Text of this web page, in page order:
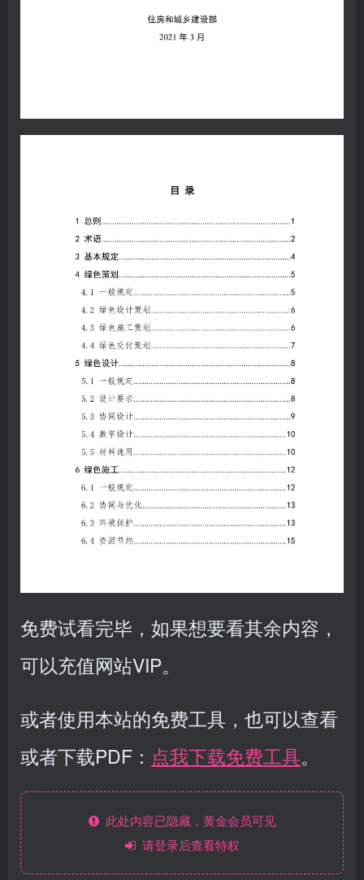
免费试看完毕，如果想要看其余内容，
可以充值网站VIP。
或者使用本站的免费工具，也可以查看
或者下载PDF： 点我下载免费工具。
此处内容已隐藏，黄金会员可见
请登录后查看特权